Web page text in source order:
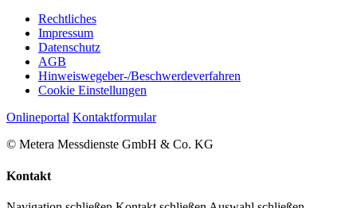
Rechtliches
Impressum
Datenschutz
AGB
Hinweiswegeber-/Beschwerdeverfahren
Cookie Einstellungen
Onlineportal Kontaktformular
© Metera Messdienste GmbH & Co. KG
Kontakt